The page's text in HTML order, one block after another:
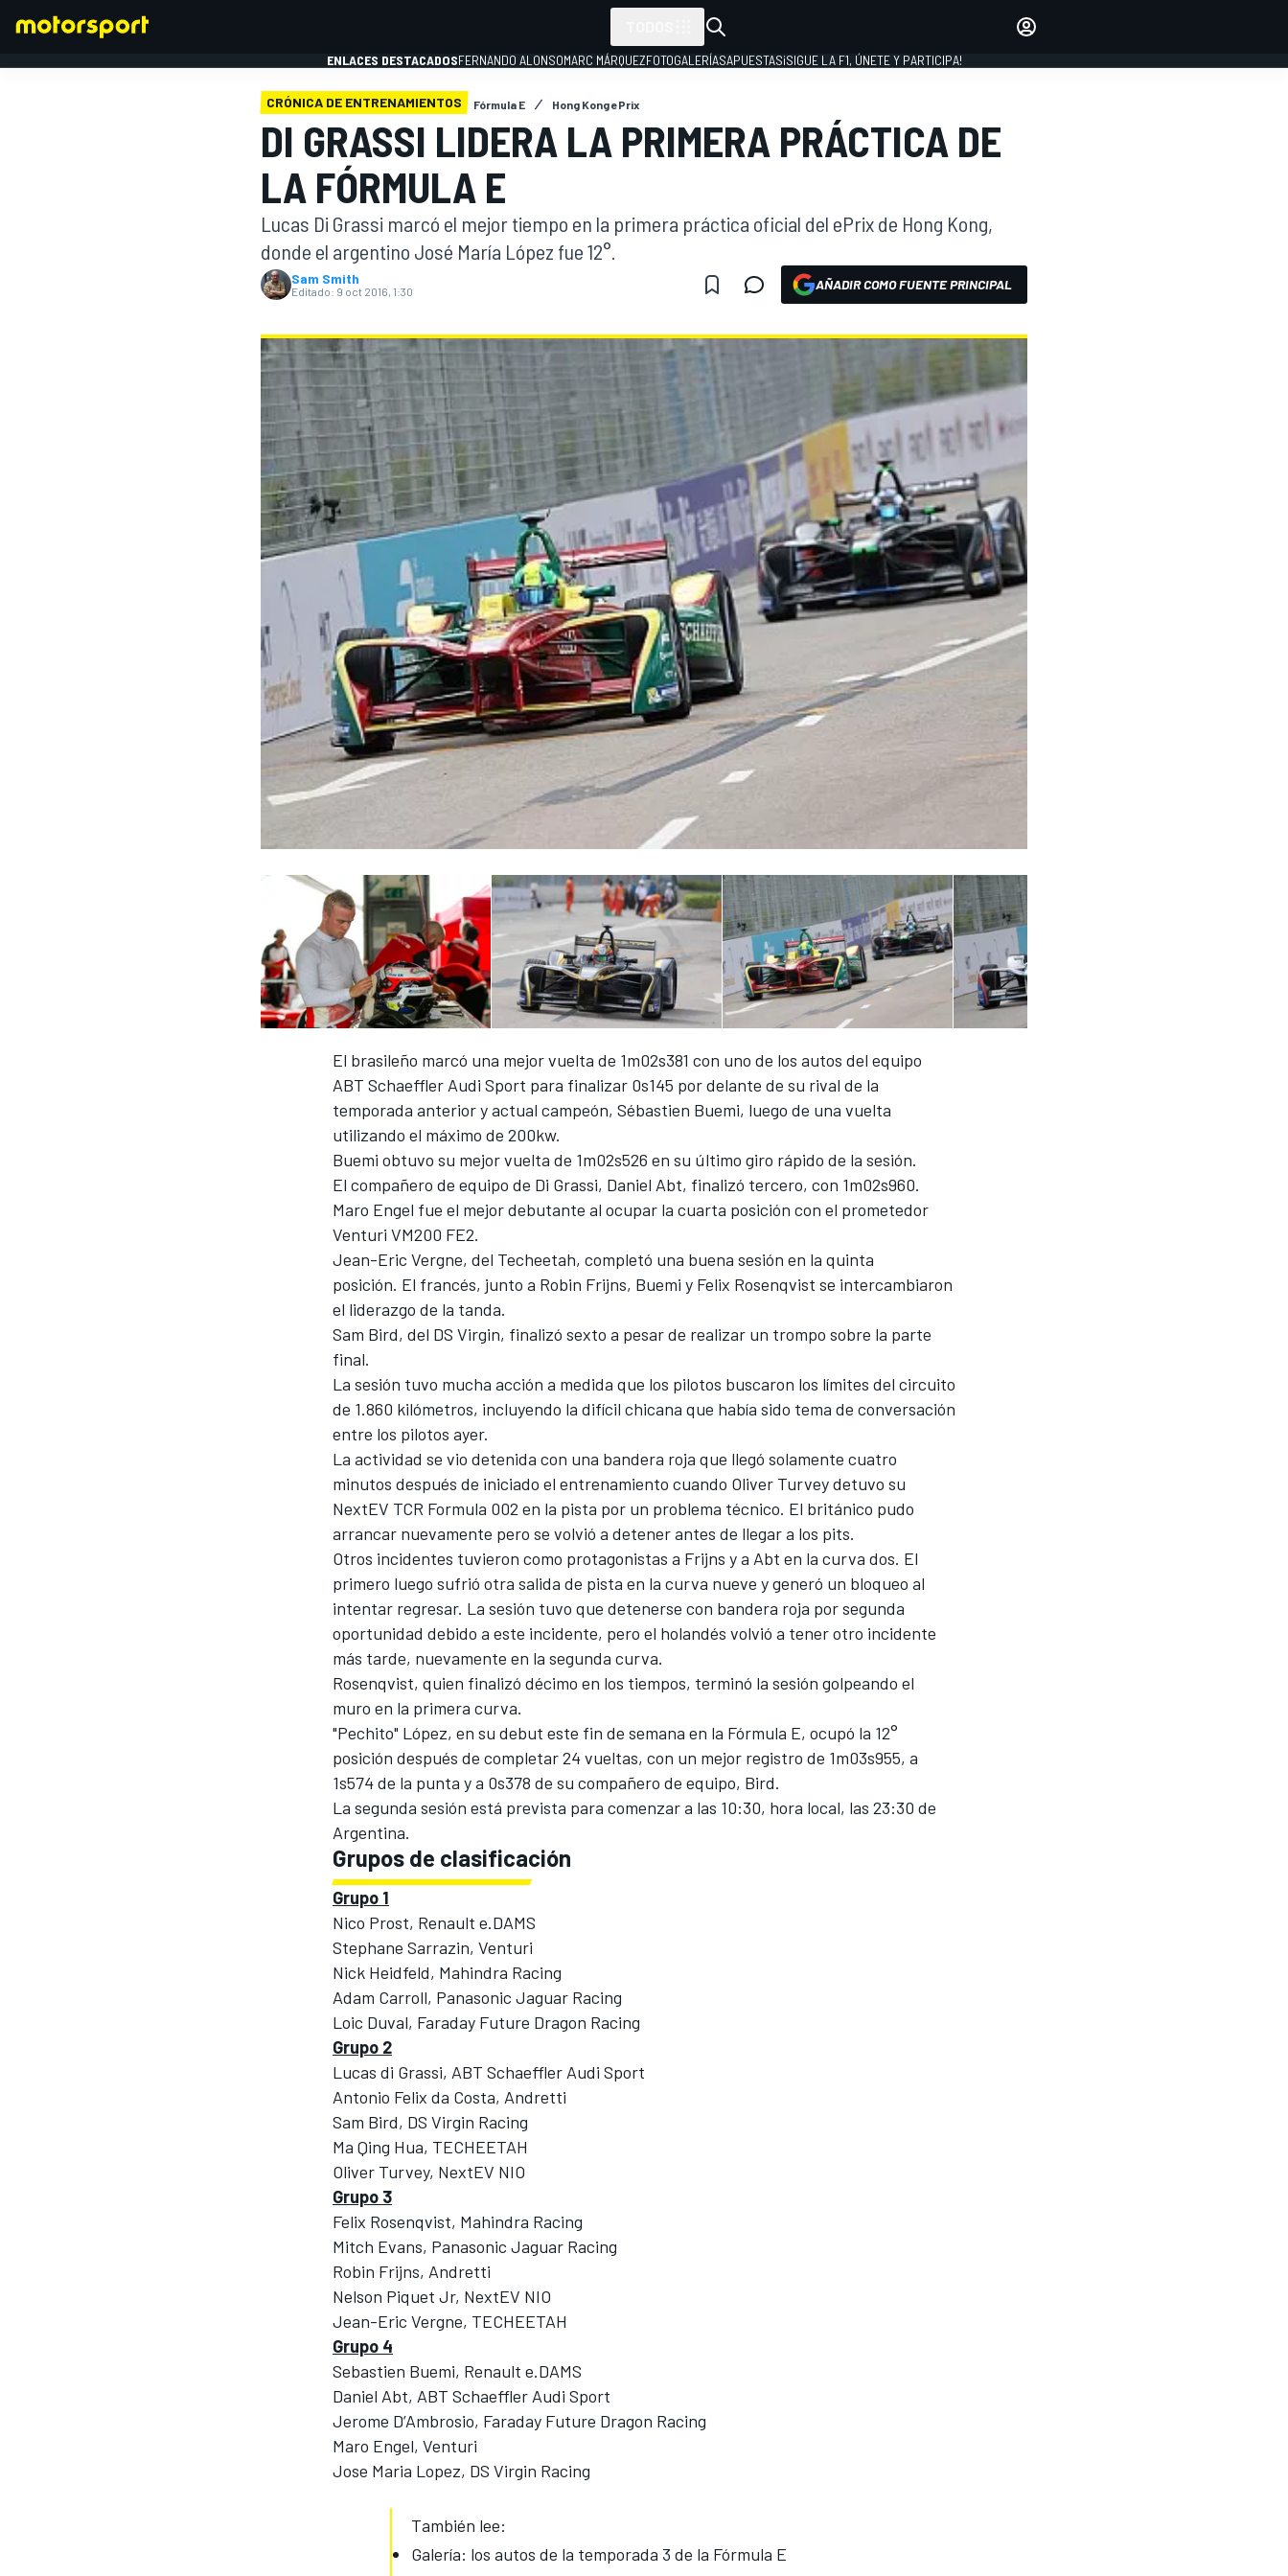
MOTOGP
WRC
FÓRMULA E
ENLACES DESTACADOSFERNANDO ALONSOMARC MÁRQUEZFOTOGALERÍASAPUESTAS¡SIGUE LA F1, ÚNETE Y PARTICIPA!
CRÓNICA DE ENTRENAMIENTOS Fórmula E Hong Kong ePrix
DI GRASSI LIDERA LA PRIMERA PRÁCTICA DE
LA FÓRMULA E
Lucas Di Grassi marcó el mejor tiempo en la primera práctica oficial del ePrix de Hong Kong,
donde el argentino José María López fue 12°.
Sam Smith
Editado: 9 oct 2016, 1:30 AÑADIR COMO FUENTE PRINCIPAL
El brasileño marcó una mejor vuelta de 1m02s381 con uno de los autos del equipo
ABT Schaeffler Audi Sport para finalizar 0s145 por delante de su rival de la
temporada anterior y actual campeón, Sébastien Buemi, luego de una vuelta
utilizando el máximo de 200kw.
Buemi obtuvo su mejor vuelta de 1m02s526 en su último giro rápido de la sesión.
El compañero de equipo de Di Grassi, Daniel Abt, finalizó tercero, con 1m02s960.
Maro Engel fue el mejor debutante al ocupar la cuarta posición con el prometedor
Venturi VM200 FE2.
Jean-Eric Vergne, del Techeetah, completó una buena sesión en la quinta
posición. El francés, junto a Robin Frijns, Buemi y Felix Rosenqvist se intercambiaron
el liderazgo de la tanda.
Sam Bird, del DS Virgin, finalizó sexto a pesar de realizar un trompo sobre la parte
final.
La sesión tuvo mucha acción a medida que los pilotos buscaron los límites del circuito
de 1.860 kilómetros, incluyendo la difícil chicana que había sido tema de conversación
entre los pilotos ayer.
La actividad se vio detenida con una bandera roja que llegó solamente cuatro
minutos después de iniciado el entrenamiento cuando Oliver Turvey detuvo su
NextEV TCR Formula 002 en la pista por un problema técnico. El británico pudo
arrancar nuevamente pero se volvió a detener antes de llegar a los pits.
Otros incidentes tuvieron como protagonistas a Frijns y a Abt en la curva dos. El
primero luego sufrió otra salida de pista en la curva nueve y generó un bloqueo al
intentar regresar. La sesión tuvo que detenerse con bandera roja por segunda
oportunidad debido a este incidente, pero el holandés volvió a tener otro incidente
más tarde, nuevamente en la segunda curva.
Rosenqvist, quien finalizó décimo en los tiempos, terminó la sesión golpeando el
muro en la primera curva.
"Pechito" López, en su debut este fin de semana en la Fórmula E, ocupó la 12°
posición después de completar 24 vueltas, con un mejor registro de 1m03s955, a
1s574 de la punta y a 0s378 de su compañero de equipo, Bird.
La segunda sesión está prevista para comenzar a las 10:30, hora local, las 23:30 de
Argentina.
Grupos de clasificación
Grupo 1
Nico Prost, Renault e.DAMS
Stephane Sarrazin, Venturi
Nick Heidfeld, Mahindra Racing
Adam Carroll, Panasonic Jaguar Racing
Loic Duval, Faraday Future Dragon Racing
Grupo 2
Lucas di Grassi, ABT Schaeffler Audi Sport
Antonio Felix da Costa, Andretti
Sam Bird, DS Virgin Racing
Ma Qing Hua, TECHEETAH
Oliver Turvey, NextEV NIO
Grupo 3
Felix Rosenqvist, Mahindra Racing
Mitch Evans, Panasonic Jaguar Racing
Robin Frijns, Andretti
Nelson Piquet Jr, NextEV NIO
Jean-Eric Vergne, TECHEETAH
Grupo 4
Sebastien Buemi, Renault e.DAMS
Daniel Abt, ABT Schaeffler Audi Sport
Jerome D’Ambrosio, Faraday Future Dragon Racing
Maro Engel, Venturi
Jose Maria Lopez, DS Virgin Racing
También lee:
Galería: los autos de la temporada 3 de la Fórmula E